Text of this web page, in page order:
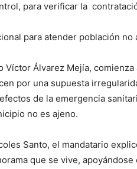
para verificar la
para atender población no
Víctor Álvarez Mejía,
por una supuesta
de la emergencia
no es ajeno.
Santo, el mandatario
que se vive,